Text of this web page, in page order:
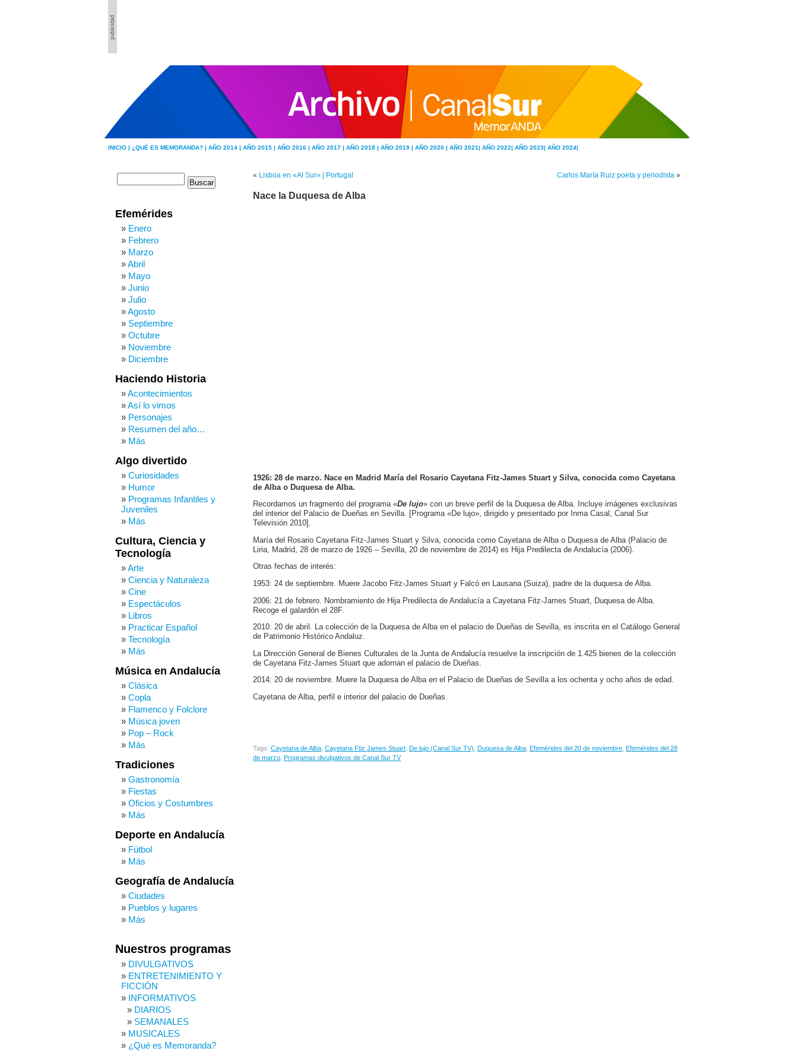
INICIO | ¿QUÉ ES MEMORANDA? | AÑO 2014 | AÑO 2015 | AÑO 2016 | AÑO 2017 | AÑO 2018 | AÑO 2019 | AÑO 2020 | AÑO 2021| AÑO 2022| AÑO 2023| AÑO 2024|
« Lisboa en «Al Sur» | Portugal Carlos María Ruiz poeta y periodista »
Nace la Duquesa de Alba
1926: 28 de marzo. Nace en Madrid María del Rosario Cayetana Fitz-James Stuart y Silva, conocida como Cayetana
de Alba o Duquesa de Alba.
Recordamos un fragmento del programa «De lujo» con un breve perfil de la Duquesa de Alba. Incluye imágenes exclusivas
del interior del Palacio de Dueñas en Sevilla. [Programa «De lujo», dirigido y presentado por Inma Casal, Canal Sur
Televisión 2010].
María del Rosario Cayetana Fitz-James Stuart y Silva, conocida como Cayetana de Alba o Duquesa de Alba (Palacio de
Liria, Madrid, 28 de marzo de 1926 – Sevilla, 20 de noviembre de 2014) es Hija Predilecta de Andalucía (2006).
Otras fechas de interés:
1953: 24 de septiembre. Muere Jacobo Fitz-James Stuart y Falcó en Lausana (Suiza), padre de la duquesa de Alba.
2006: 21 de febrero. Nombramiento de Hija Predilecta de Andalucía a Cayetana Fitz-James Stuart, Duquesa de Alba.
Recoge el galardón el 28F.
2010: 20 de abril. La colección de la Duquesa de Alba en el palacio de Dueñas de Sevilla, es inscrita en el Catálogo General
de Patrimonio Histórico Andaluz.
La Dirección General de Bienes Culturales de la Junta de Andalucía resuelve la inscripción de 1.425 bienes de la colección
de Cayetana Fitz-James Stuart que adornan el palacio de Dueñas.
2014: 20 de noviembre. Muere la Duquesa de Alba en el Palacio de Dueñas de Sevilla a los ochenta y ocho años de edad.
Cayetana de Alba, perfil e interior del palacio de Dueñas.
Tags: Cayetana de Alba Cayetana Ftiz James Stuart De lujo (Canal Sur TV) Duquesa de Alba Efemérides del 20 de noviembre Efemérides del 28
de marzo Programas divulgativos de Canal Sur TV
Efemérides
Enero
Febrero
Marzo
Abril
Mayo
Junio
Julio
Agosto
Septiembre
Octubre
Noviembre
Diciembre
Haciendo Historia
Acontecimientos
Así lo vimos
Personajes
Resumen del año…
Más
Algo divertido
Curiosidades
Humor
Programas Infantiles y
Juveniles
Más
Cultura, Ciencia y
Tecnología
Arte
Ciencia y Naturaleza
Cine
Espectáculos
Libros
Practicar Español
Tecnología
Más
Música en Andalucía
Clásica
Copla
Flamenco y Folclore
Música joven
Pop – Rock
Más
Tradiciones
Gastronomía
Fiestas
Oficios y Costumbres
Más
Deporte en Andalucía
Fútbol
Más
Geografía de Andalucía
Ciudades
Pueblos y lugares
Más
Nuestros programas
DIVULGATIVOS
ENTRETENIMIENTO Y
FICCIÓN
INFORMATIVOS
DIARIOS
SEMANALES
MUSICALES
¿Qué es Memoranda?